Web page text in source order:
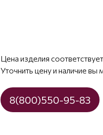
Цена изделия
Уточнить цену и наличие
8(800)550-95-83